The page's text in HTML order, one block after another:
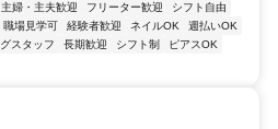
主婦・主夫歓迎 フリーター歓迎
シフト自由
職場見学可 経験者歓迎 ネイルOK
週払いOK
スタッフ 長期歓迎 シフト制
ピアスOK